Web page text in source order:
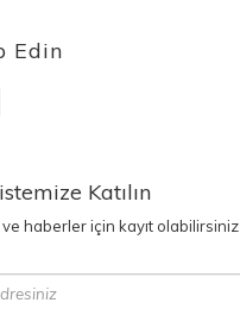
Edin
Katılın
haberler için kayıt olabilirsiniz